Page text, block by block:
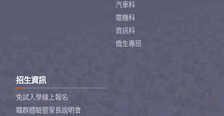
汽車科
電機科
資訊科
僑生專班
招生資訊
免試入學線上報名
職群體驗暨家長說明會